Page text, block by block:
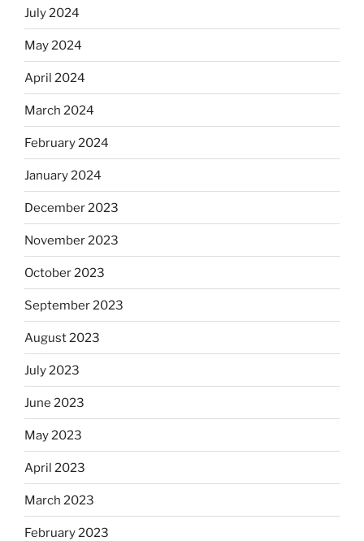
July 2024
May 2024
April 2024
March 2024
February 2024
January 2024
December 2023
November 2023
October 2023
September 2023
August 2023
July 2023
June 2023
May 2023
April 2023
March 2023
February 2023